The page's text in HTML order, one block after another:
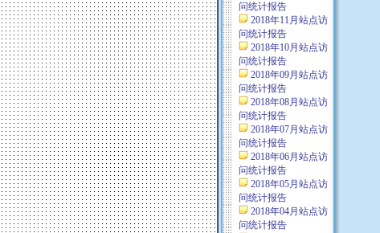
问统计报告
2018年11月站点访
问统计报告
2018年10月站点访
问统计报告
2018年09月站点访
问统计报告
2018年08月站点访
问统计报告
2018年07月站点访
问统计报告
2018年06月站点访
问统计报告
2018年05月站点访
问统计报告
2018年04月站点访
问统计报告